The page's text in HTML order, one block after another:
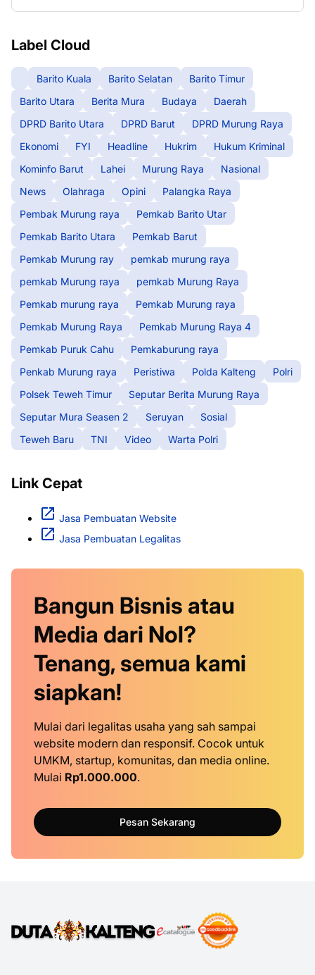
Label Cloud
Barito Kuala Barito Selatan
Barito Timur
Barito Utara
Berita Mura Budaya
Daerah
DPRD Barito Utara
DPRD Barut
DPRD Murung Raya
Ekonomi
FYI Headline Hukrim
Hukum Kriminal
Kominfo Barut
Lahei Murung Raya
Nasional
News
Olahraga Opini
Palangka Raya
Pembak Murung raya
Pemkab Barito Utar
Pemkab Barito Utara
Pemkab Barut
Pemkab Murung ray
pemkab murung raya
pemkab Murung raya
pemkab Murung Raya
Pemkab murung raya
Pemkab Murung raya
Pemkab Murung Raya
Pemkab Murung Raya 4
Pemkab Puruk Cahu
Pemkaburung raya
Penkab Murung raya
Peristiwa Polda Kalteng
Polri
Polsek Teweh Timur
Seputar Berita Murung Raya
Seputar Mura Seasen 2
Seruyan
Sosial
Teweh Baru
TNI Video Warta Polri
Link Cepat
Jasa Pembuatan Website
Jasa Pembuatan Legalitas
Bangun Bisnis atau
Media dari Nol?
Tenang, semua kami
siapkan!
Mulai dari legalitas usaha yang sah sampai
website modern dan responsif. Cocok untuk
UMKM, startup, komunitas, dan media online.
Mulai Rp1.000.000.
Pesan Sekarang